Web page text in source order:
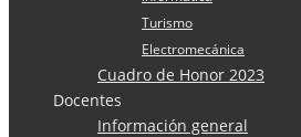
Turismo
Electromecánica
Cuadro de Honor 2023
Docentes
Información general